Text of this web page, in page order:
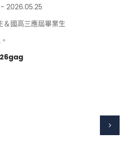
2026.05.25
＆國高三應屆畢業生